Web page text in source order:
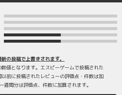
の投稿で上書きされます。
値となります。エスピーゲームで投稿された
前に投稿されたレビューの評価点・件数は加
間分は評価点、件数に加算されます。